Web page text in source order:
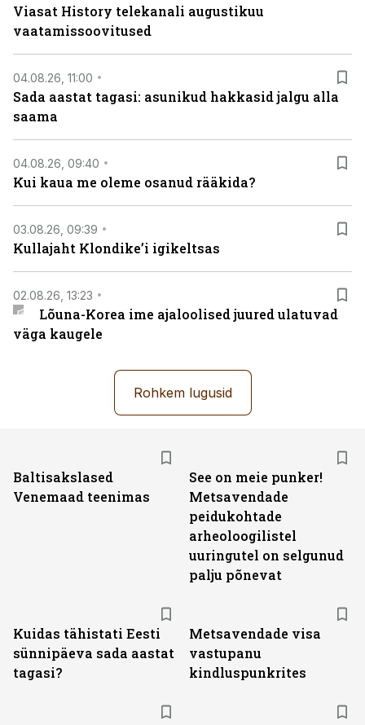
Viasat History telekanali augustikuu
vaatamissoovitused
04.08.26, 11:00
Sada aastat tagasi: asunikud hakkasid jalgu alla
saama
04.08.26, 09:40
Kui kaua me oleme osanud rääkida?
03.08.26, 09:39
Kullajaht Klondike’i igikeltsas
02.08.26, 13:23
Lõuna-Korea ime ajaloolised juured ulatuvad
väga kaugele
Rohkem lugusid
Baltisakslased
Venemaad teenimas
See on meie punker!
Metsavendade
peidukohtade
arheoloogilistel
uuringutel on selgunud
palju põnevat
Kuidas tähistati Eesti
sünnipäeva sada aastat
tagasi?
Metsavendade visa
vastupanu
kindluspunkrites